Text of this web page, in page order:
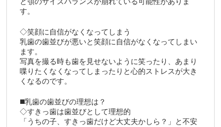
す。
◇笑顔に自信がなくなってしまう
乳歯の歯並びが悪いと笑顔に自信がなくなってしまい
ます。
写真を撮る時も歯を見せないように笑ったり、あまり
喋りたくなくなってしまったりと心的ストレスが大き
くなるのです。
◼️乳歯の歯並びの理想は？
◇すきっ歯は歯並びとして理想的
「うちの子、すきっ歯だけど大丈夫かしら？」と不安